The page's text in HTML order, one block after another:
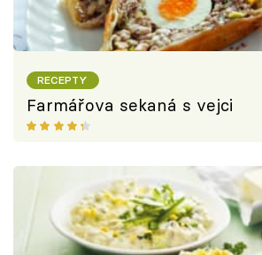
RECEPTY
Farmářova sekaná s vejci